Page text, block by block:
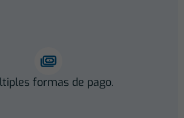
formas de pago.